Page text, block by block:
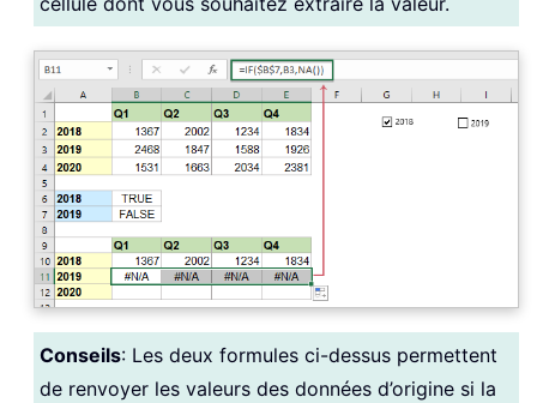
Conseils: Les deux formules ci-dessus permettent
de renvoyer les valeurs des données d’origine si la